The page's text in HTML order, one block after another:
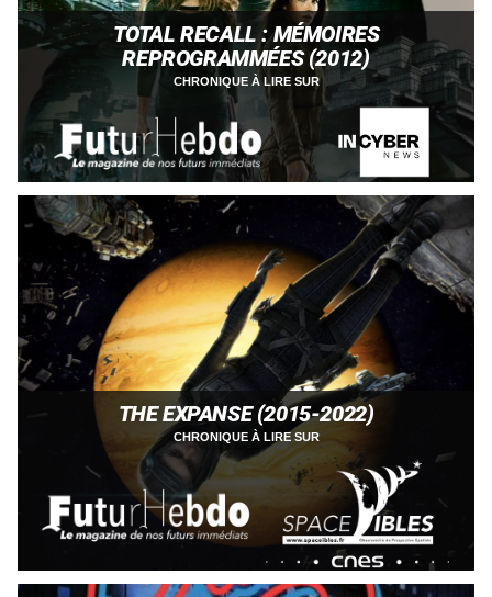
TOTAL RECALL : MÉMOIRES
REPROGRAMMÉES (2012)
CHRONIQUE À LIRE SUR
THE EXPANSE (2015-2022)
CHRONIQUE À LIRE SUR